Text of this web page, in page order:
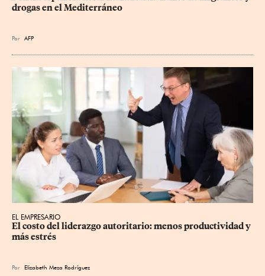
drogas en el Mediterráneo
Por AFP
EL EMPRESARIO
El costo del liderazgo autoritario: menos productividad y
más estrés
Por Elizabeth Meza Rodríguez